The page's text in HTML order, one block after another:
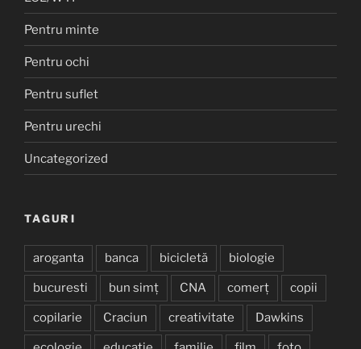
Pentru minte
Pentru ochi
Pentru suflet
Pentru urechi
Uncategorized
TAGURI
aroganta banca bicicletă biologie
bucuresti bun simț CNA comerț copii
copilarie Craciun creativitate Dawkins